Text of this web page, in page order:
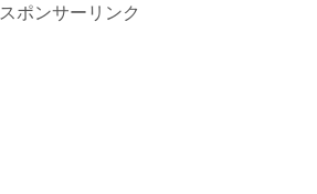
スポンサーリンク